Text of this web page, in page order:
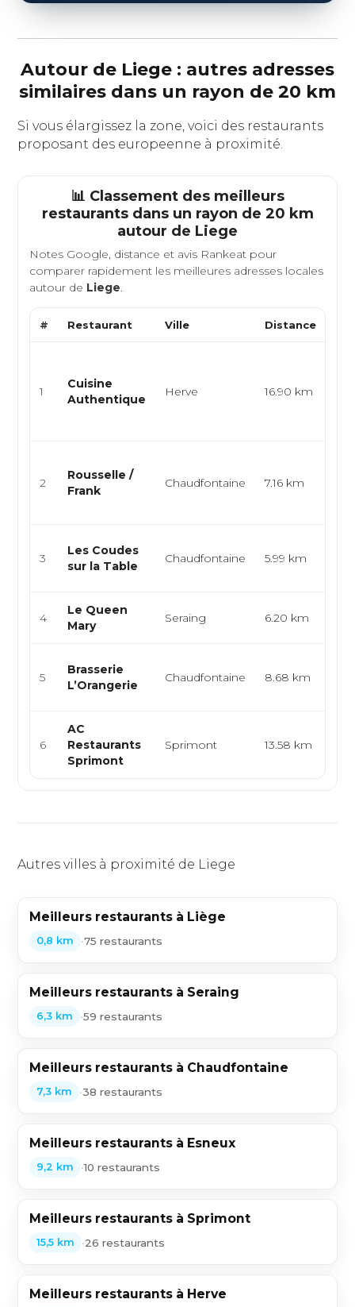
Autour de Liege : autres adresses
similaires dans un rayon de 20 km
Si vous élargissez la zone, voici des restaurants
proposant des europeenne à proximité.
📊 Classement des meilleurs
restaurants dans un rayon de 20 km
autour de Liege
Notes Google, distance et avis Rankeat pour
comparer rapidement les meilleures adresses locales
autour de Liege.
# Restaurant Ville Distance
1
Cuisine
Authentique
Herve 16.90 km
2
Rousselle /
Frank
Chaudfontaine 7.16 km
3
Les Coudes
sur la Table
Chaudfontaine 5.99 km
4
Le Queen
Mary
Seraing 6.20 km
5
Brasserie
L’Orangerie
Chaudfontaine 8.68 km
6
AC
Restaurants
Sprimont
Sprimont 13.58 km
Autres villes à proximité de Liege
Meilleurs restaurants à Liège
0,8 km •75 restaurants
Meilleurs restaurants à Seraing
6,3 km •59 restaurants
Meilleurs restaurants à Chaudfontaine
7,3 km •38 restaurants
Meilleurs restaurants à Esneux
9,2 km •10 restaurants
Meilleurs restaurants à Sprimont
15,5 km •26 restaurants
Meilleurs restaurants à Herve